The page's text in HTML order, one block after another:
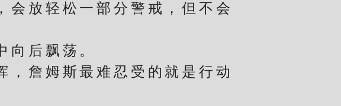
放轻松一部分警戒，但不会
后飘荡。
詹姆斯最难忍受的就是行动